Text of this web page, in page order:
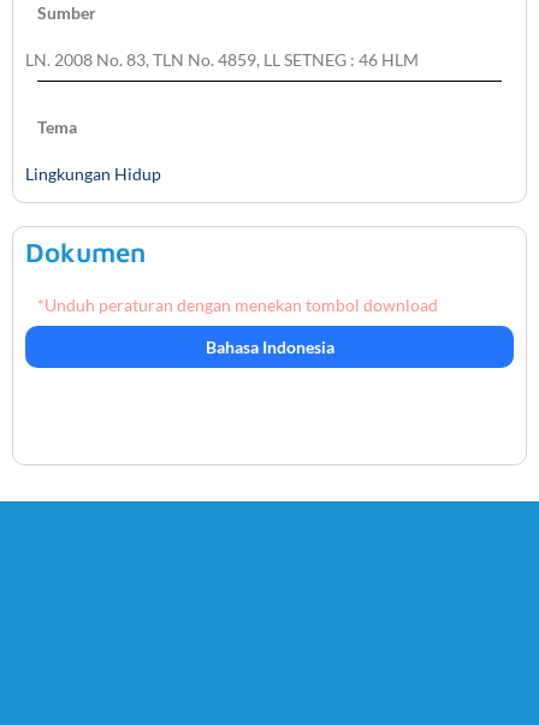
Sumber
LN. 2008 No. 83, TLN No. 4859, LL SETNEG : 46 HLM
Tema
Lingkungan Hidup
Dokumen
*Unduh peraturan dengan menekan tombol download
Bahasa Indonesia